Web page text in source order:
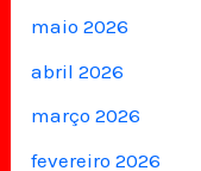
maio 2026
abril 2026
março 2026
fevereiro 2026